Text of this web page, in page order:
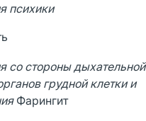
психики
со стороны дыхательной
грудной клетки и
Фарингит